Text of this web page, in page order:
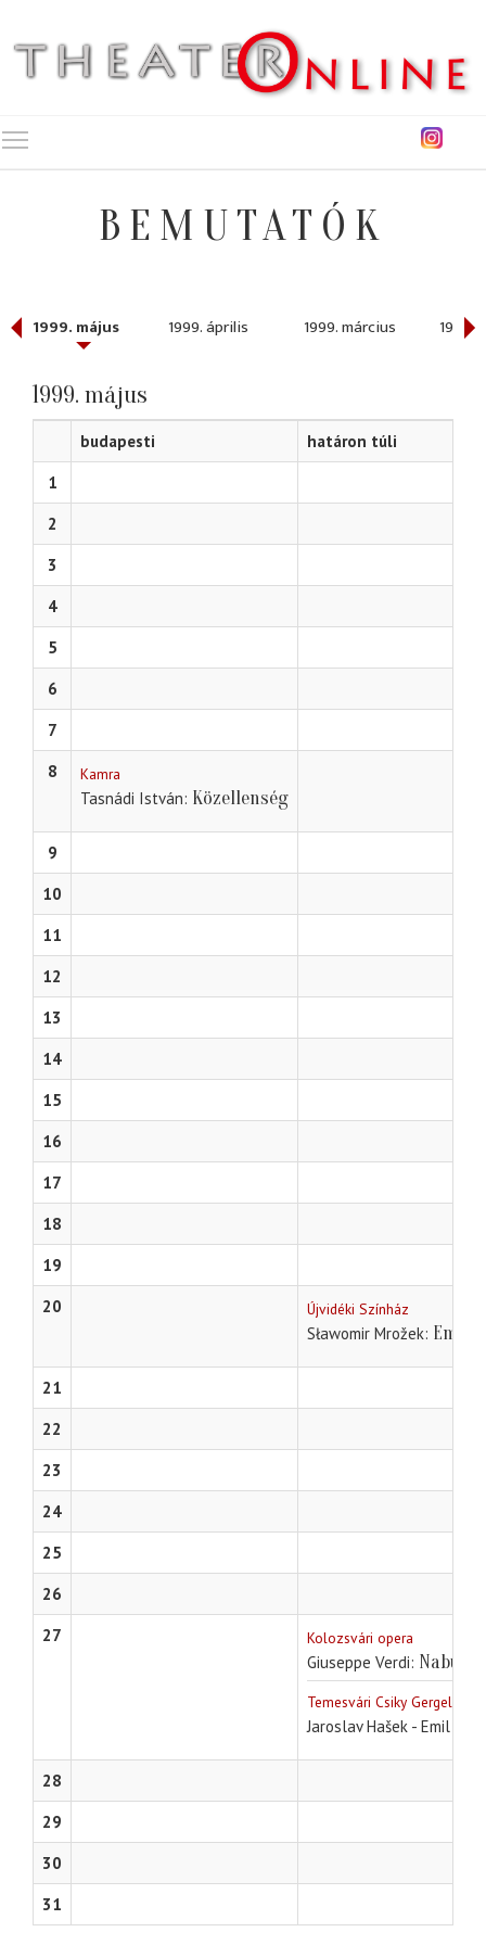
BEMUTATÓK
1999. május 1999. április 1999. március 1999.
1999. május
budapesti
határon túli
1
2
3
4
5
6
7
8
Kamra
Tasnádi István Közellenség
9
10
11
12
13
14
15
16
17
18
19
20
Újvidéki Színház
Sławomir Mrožek
21
22
23
24
25
26
27
Kolozsvári opera
Giuseppe Verdi Nabucco
Temesvári Csiky Gergely
Jaroslav Hašek - Emil
28
29
30
31